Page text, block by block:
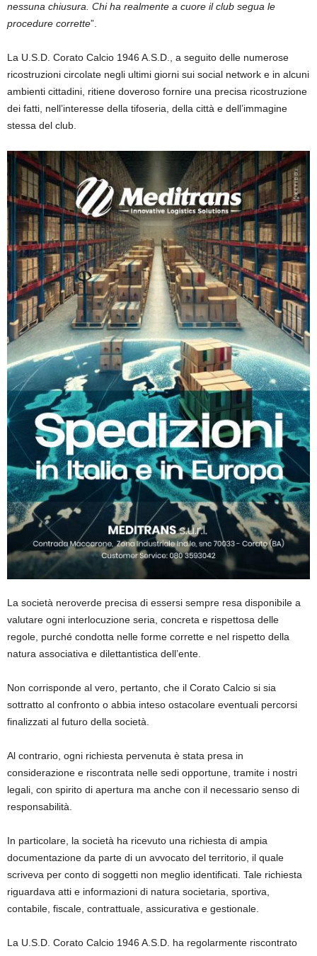
nessuna chiusura. Chi ha realmente a cuore il club segua le
procedure corrette”.
La U.S.D. Corato Calcio 1946 A.S.D., a seguito delle numerose
ricostruzioni circolate negli ultimi giorni sui social network e in alcuni
ambienti cittadini, ritiene doveroso fornire una precisa ricostruzione
dei fatti, nell’interesse della tifoseria, della città e dell’immagine
stessa del club.
La società neroverde precisa di essersi sempre resa disponibile a
valutare ogni interlocuzione seria, concreta e rispettosa delle
regole, purché condotta nelle forme corrette e nel rispetto della
natura associativa e dilettantistica dell’ente.
Non corrisponde al vero, pertanto, che il Corato Calcio si sia
sottratto al confronto o abbia inteso ostacolare eventuali percorsi
finalizzati al futuro della società.
Al contrario, ogni richiesta pervenuta è stata presa in
considerazione e riscontrata nelle sedi opportune, tramite i nostri
legali, con spirito di apertura ma anche con il necessario senso di
responsabilità.
In particolare, la società ha ricevuto una richiesta di ampia
documentazione da parte di un avvocato del territorio, il quale
scriveva per conto di soggetti non meglio identificati. Tale richiesta
riguardava atti e informazioni di natura societaria, sportiva,
contabile, fiscale, contrattuale, assicurativa e gestionale.
La U.S.D. Corato Calcio 1946 A.S.D. ha regolarmente riscontrato